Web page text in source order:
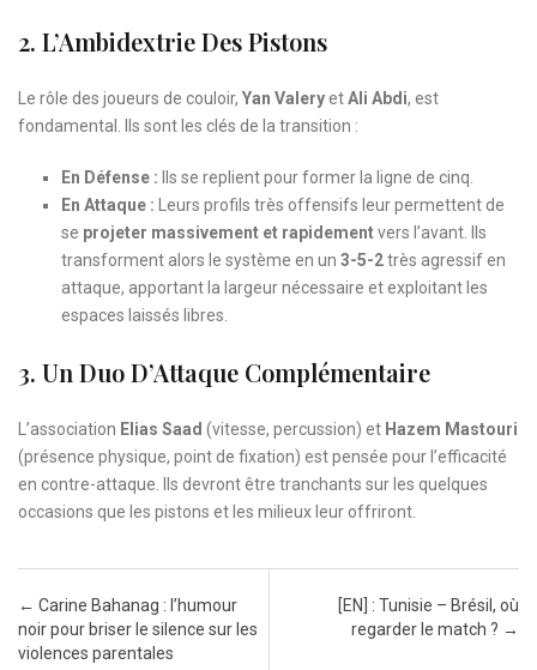
2. L’Ambidextrie Des Pistons
Le rôle des joueurs de couloir, Yan ValeryetAli Abdi, est
fondamental. Ils sont les clés de la transition :
En Défense : Ils se replient pour former la ligne de cinq.
En Attaque : Leurs profils très offensifs leur permettent de
se projeter massivement et rapidementvers l’avant. Ils
transforment alors le système en un 3-5-2très agressif en
attaque, apportant la largeur nécessaire et exploitant les
espaces laissés libres.
3. Un Duo D’Attaque Complémentaire
L’association Elias Saad (vitesse, percussion) et Hazem Mastouri
(présence physique, point de fixation) est pensée pour l’efficacité
en contre-attaque. Ils devront être tranchants sur les quelques
occasions que les pistons et les milieux leur offriront.
Post navigation
← Carine Bahanag : l’humour
noir pour briser le silence sur les
violences parentales
[EN] : Tunisie – Brésil, où
regarder le match ? →